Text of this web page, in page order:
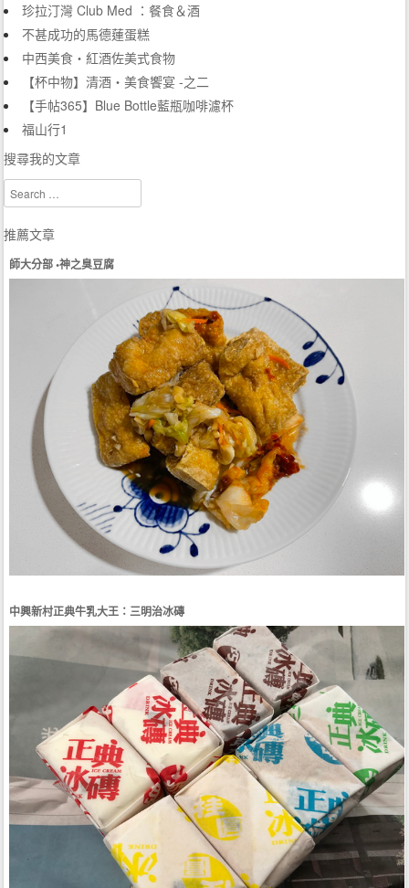
珍拉汀灣 Club Med ：餐食＆酒
不甚成功的馬德蓮蛋糕
中西美食‧紅酒佐美式食物
【杯中物】清酒‧美食饗宴 -之二
【手帖365】Blue Bottle藍瓶咖啡濾杯
福山行1
搜尋我的文章
Search
推薦文章
師大分部 •神之臭豆腐
中興新村正典牛乳大王：三明治冰磚